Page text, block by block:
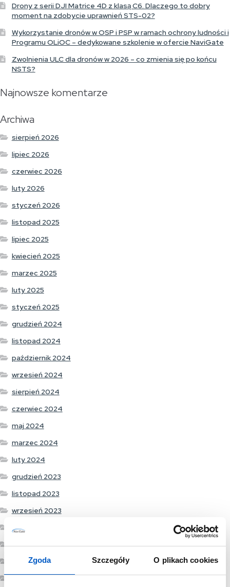
Zgoda Szczegóły O plikach cookies
Drony z serii DJI Matrice 4D z klasą C6. Dlaczego to dobry
moment na zdobycie uprawnień STS-02?
Wykorzystanie dronów w OSP i PSP w ramach ochrony ludności i
Programu OLiOC – dedykowane szkolenie w ofercie NaviGate
Zwolnienia ULC dla dronów w 2026 – co zmienia się po końcu
NSTS?
Najnowsze komentarze
Archiwa
sierpień 2026
lipiec 2026
czerwiec 2026
luty 2026
styczeń 2026
listopad 2025
lipiec 2025
kwiecień 2025
marzec 2025
luty 2025
styczeń 2025
grudzień 2024
listopad 2024
październik 2024
wrzesień 2024
sierpień 2024
czerwiec 2024
maj 2024
marzec 2024
luty 2024
grudzień 2023
listopad 2023
wrzesień 2023
sierpień 2023
lipiec 2023
czerwiec 2023
maj 2023